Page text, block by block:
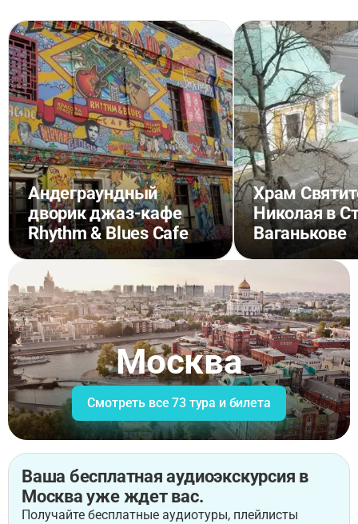
Андеграундный
дворик джаз-кафе
Rhythm & Blues Cafe
Храм
Николая в
Ваганькове
Москва
Смотреть все 73 тура и билета
Ваша бесплатная аудиоэкскурсия в
Москва уже ждет вас.
Получайте бесплатные аудиотуры, плейлисты